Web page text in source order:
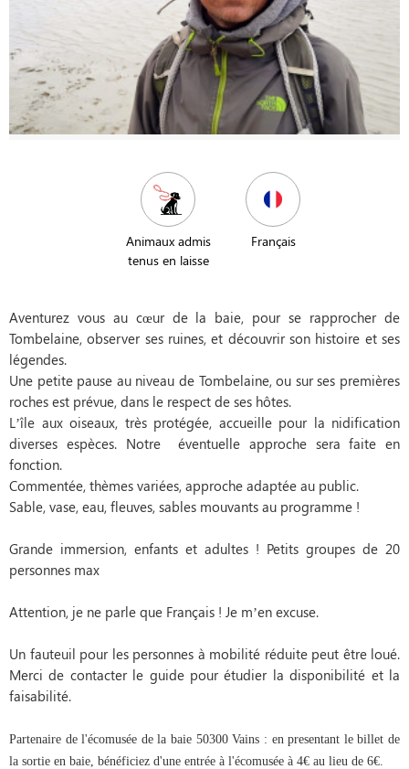
Animaux admis
tenus en laisse
Français
Aventurez vous au cœur de la baie, pour se rapprocher de
Tombelaine, observer ses ruines, et découvrir son histoire et ses
légendes.
Une petite pause au niveau de Tombelaine, ou sur ses premières
roches est prévue, dans le respect de ses hôtes.
L’île aux oiseaux, très protégée, accueille pour la nidification
diverses espèces. Notre éventuelle approche sera faite en
fonction.
Commentée, thèmes variées, approche adaptée au public.
Sable, vase, eau, fleuves, sables mouvants au programme !
Grande immersion, enfants et adultes ! Petits groupes de 20
personnes max
Attention, je ne parle que Français ! Je m’en excuse.
Un fauteuil pour les personnes à mobilité réduite peut être loué.
Merci de contacter le guide pour étudier la disponibilité et la
faisabilité.
Partenaire de l'écomusée de la baie 50300 Vains : en presentant le billet de
la sortie en baie, bénéficiez d'une entrée à l'écomusée à 4€ au lieu de 6€.